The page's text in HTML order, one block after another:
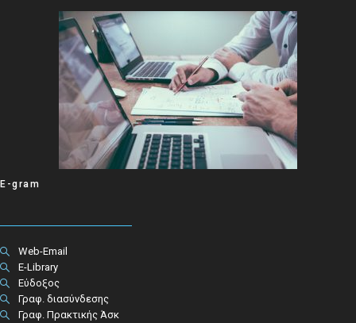
E-gram
Web-Email
E-Library
Εύδοξος
Γραφ. διασύνδεσης
Γραφ. Πρακτικής Άσκ